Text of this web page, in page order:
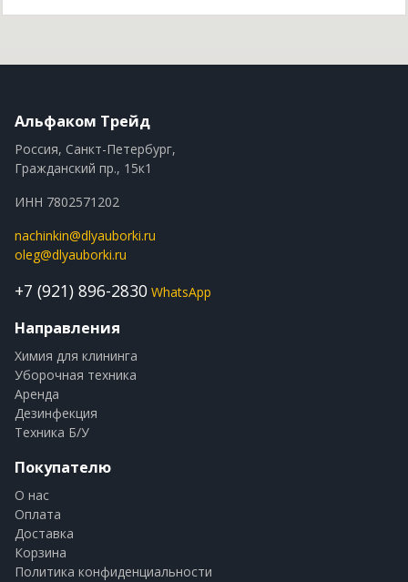
Альфаком Трейд
Россия, Санкт-Петербург,
Гражданский пр., 15к1
ИНН 7802571202
nachinkin@dlyauborki.ru
oleg@dlyauborki.ru
+7 (921) 896-2830 WhatsApp
Направления
Химия для клининга
Уборочная техника
Аренда
Дезинфекция
Техника Б/У
Покупателю
О нас
Оплата
Доставка
Корзина
Политика конфиденциальности